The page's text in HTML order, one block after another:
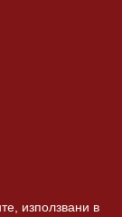
използвани в